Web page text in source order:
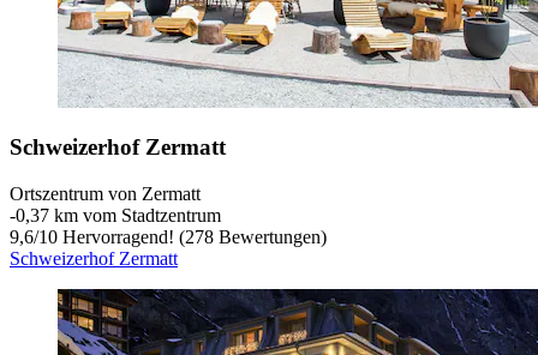
Schweizerhof Zermatt
Ortszentrum von Zermatt
‐0,37 km vom Stadtzentrum
9,6/10 Hervorragend! (278 Bewertungen)
Schweizerhof Zermatt